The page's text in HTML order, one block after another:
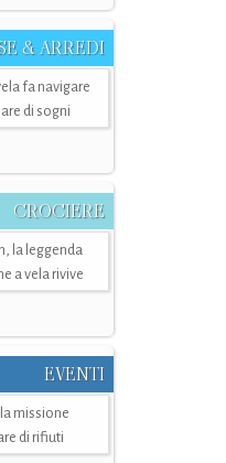
& ARREDI
fa navigare
di sogni
CROCIERE
la leggenda
a vela rivive
EVENTI
missione
di rifiuti